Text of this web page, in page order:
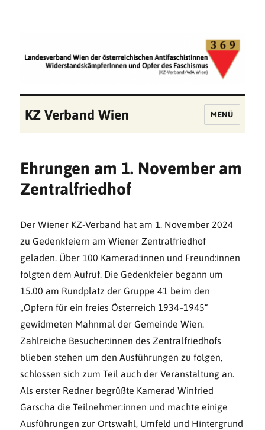
KZ Verband Wien MENÜ
Ehrungen am 1. November am
Zentralfriedhof
Der Wiener KZ-Verband hat am 1. November 2024
zu Gedenkfeiern am Wiener Zentralfriedhof
geladen. Über 100 Kamerad:innen und Freund:innen
folgten dem Aufruf. Die Gedenkfeier begann um
15.00 am Rundplatz der Gruppe 41 beim den
„Opfern für ein freies Österreich 1934–1945“
gewidmeten Mahnmal der Gemeinde Wien.
Zahlreiche Besucher:innen des Zentralfriedhofs
blieben stehen um den Ausführungen zu folgen,
schlossen sich zum Teil auch der Veranstaltung an.
Als erster Redner begrüßte Kamerad Winfried
Garscha die Teilnehmer:innen und machte einige
Ausführungen zur Ortswahl, Umfeld und Hintergrund